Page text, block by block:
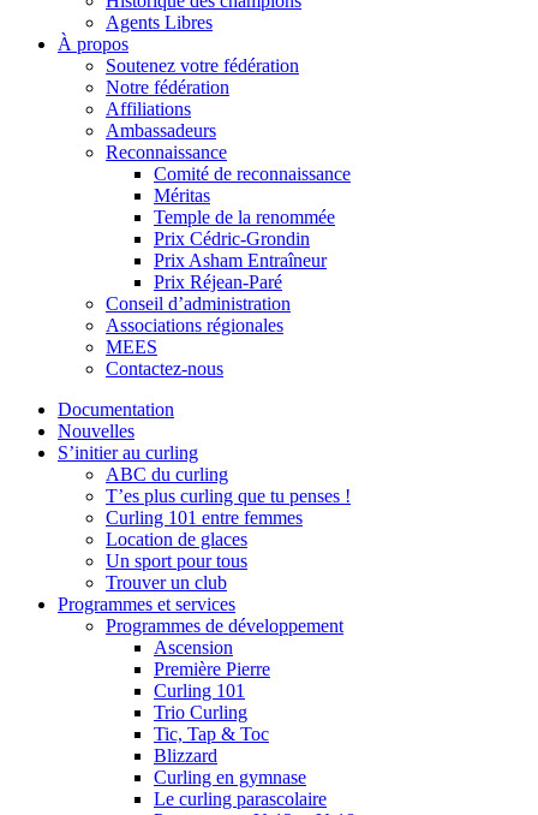
Agents Libres
À propos
Soutenez votre fédération
Notre fédération
Affiliations
Ambassadeurs
Reconnaissance
Comité de reconnaissance
Méritas
Temple de la renommée
Prix Cédric-Grondin
Prix Asham Entraîneur
Prix Réjean-Paré
Conseil d’administration
Associations régionales
MEES
Contactez-nous
Documentation
Nouvelles
S’initier au curling
ABC du curling
T’es plus curling que tu penses !
Curling 101 entre femmes
Location de glaces
Un sport pour tous
Trouver un club
Programmes et services
Programmes de développement
Ascension
Première Pierre
Curling 101
Trio Curling
Tic, Tap & Toc
Blizzard
Curling en gymnase
Le curling parascolaire